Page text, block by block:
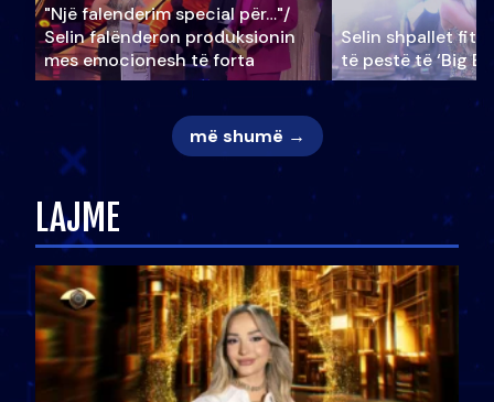
"Një falenderim special për…"/
Selin falënderon produksionin
mes emocionesh të forta
Selin shpallet
të pestë të ‘Big
më shumë →
LAJME